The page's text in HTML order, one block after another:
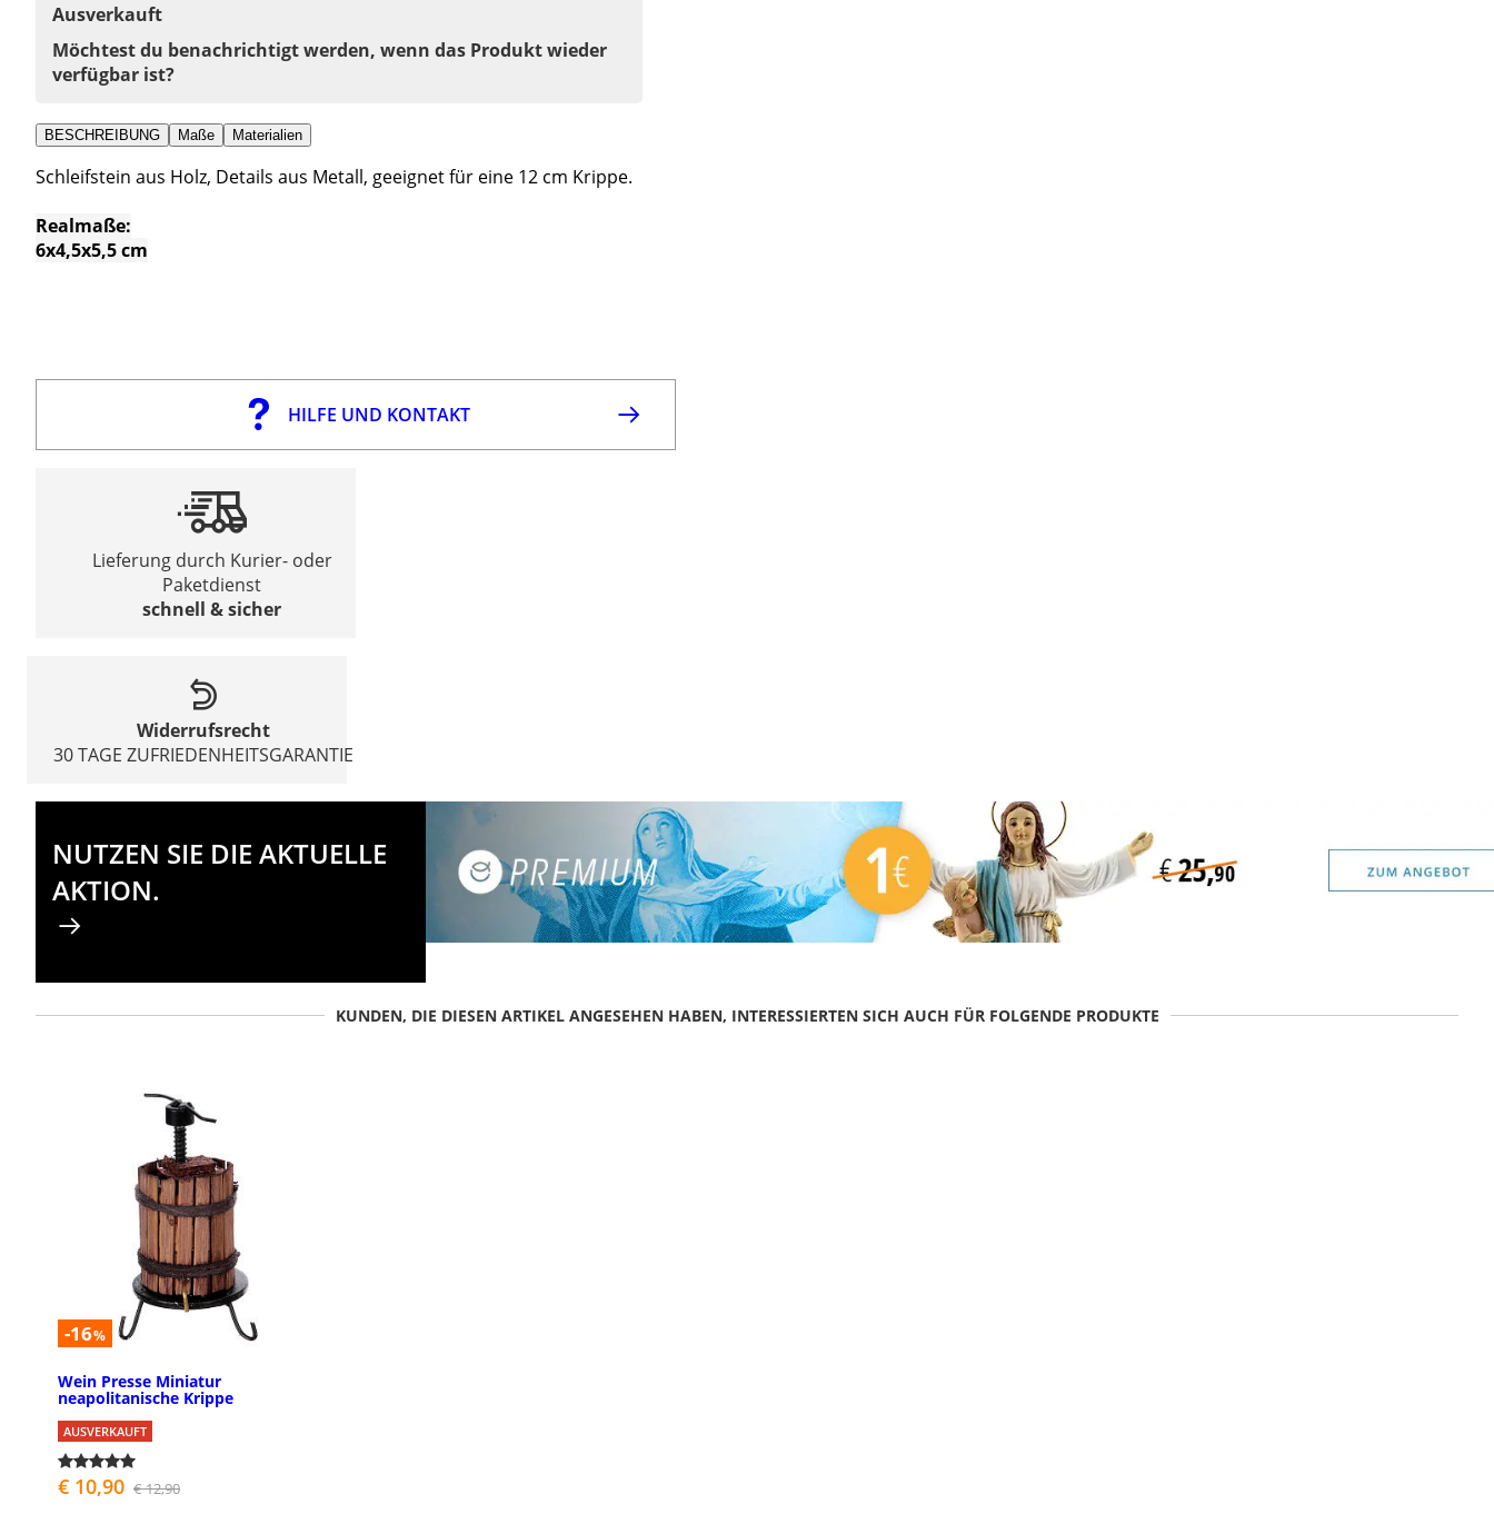
Ausverkauft
Möchtest du benachrichtigt werden, wenn das Produkt wieder
verfügbar ist?
BESCHREIBUNG Maße Materialien
Schleifstein aus Holz, Details aus Metall, geeignet für eine 12 cm Krippe.
Realmaße:
6x4,5x5,5 cm
HILFE UND KONTAKT
Lieferung durch Kurier- oder
Paketdienst
schnell & sicher
Widerrufsrecht
30 TAGE ZUFRIEDENHEITSGARANTIE
NUTZEN SIE DIE AKTUELLE
AKTION.
KUNDEN, DIE DIESEN ARTIKEL ANGESEHEN HABEN, INTERESSIERTEN SICH AUCH FÜR FOLGENDE PRODUKTE
-16%
Wein Presse Miniatur
neapolitanische Krippe
AUSVERKAUFT
€ 10,90 € 12,90